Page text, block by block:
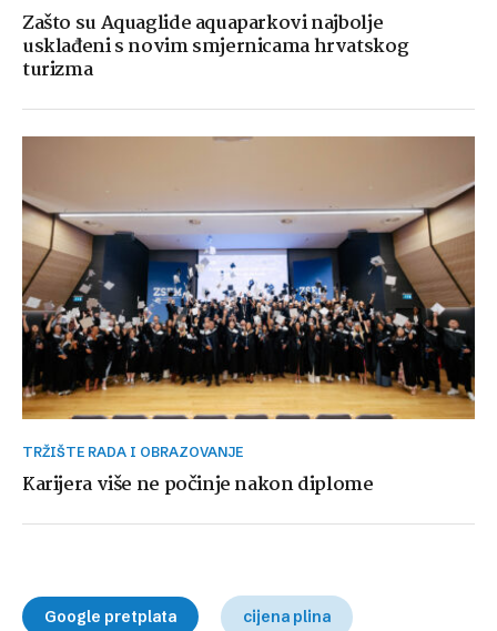
Zašto su Aquaglide aquaparkovi najbolje
usklađeni s novim smjernicama hrvatskog
turizma
TRŽIŠTE RADA I OBRAZOVANJE
Karijera više ne počinje nakon diplome
Google pretplata cijena plina